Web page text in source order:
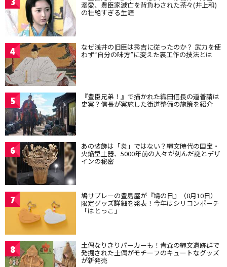
溺愛、豊臣家滅亡を背負わされた茶々(井上和)
の壮絶すぎる生涯
4 なぜ浅井の旧臣は秀吉に従ったのか？ 武力を使
わず“自分の味方”に変えた裏工作の技法とは
5 『豊臣兄弟！』で描かれた織田信長の道普請は
史実？信長が実施した街道整備の施策を紹介
6 あの装飾は「炎」ではない？縄文時代の国宝・
火焔型土器、5000年前の人々が刻んだ謎とデザ
インの秘密
7 鳩サブレーの豊島屋が『鳩の日』（8月10日）
限定グッズ詳細を発表！今年はシリコンポーチ
「はとっこ」
8 土偶なりきりパーカーも！青森の縄文遺跡群で
発掘された土偶がモチーフのキュートなグッズ
が新発売